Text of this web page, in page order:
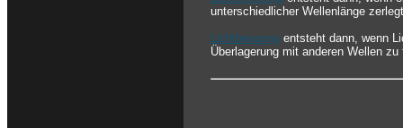
unterschiedlicher Wellenlänge
Lichtbeugung entsteht dann, wenn
Überlagerung mit anderen Wellen